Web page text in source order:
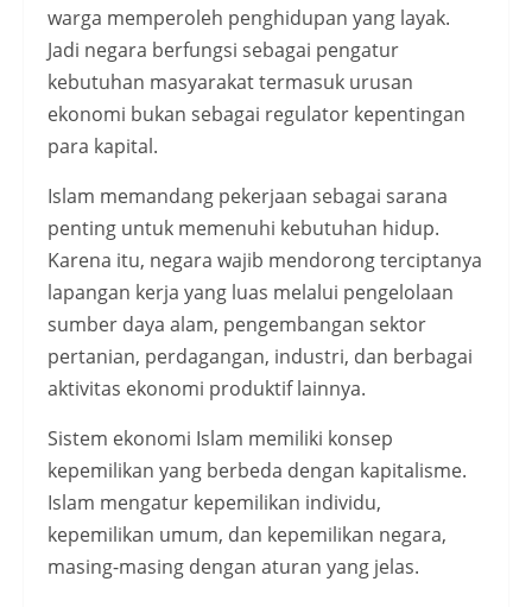
warga memperoleh penghidupan yang layak.
Jadi negara berfungsi sebagai pengatur
kebutuhan masyarakat termasuk urusan
ekonomi bukan sebagai regulator kepentingan
para kapital.
Islam memandang pekerjaan sebagai sarana
penting untuk memenuhi kebutuhan hidup.
Karena itu, negara wajib mendorong terciptanya
lapangan kerja yang luas melalui pengelolaan
sumber daya alam, pengembangan sektor
pertanian, perdagangan, industri, dan berbagai
aktivitas ekonomi produktif lainnya.
Sistem ekonomi Islam memiliki konsep
kepemilikan yang berbeda dengan kapitalisme.
Islam mengatur kepemilikan individu,
kepemilikan umum, dan kepemilikan negara,
masing-masing dengan aturan yang jelas.